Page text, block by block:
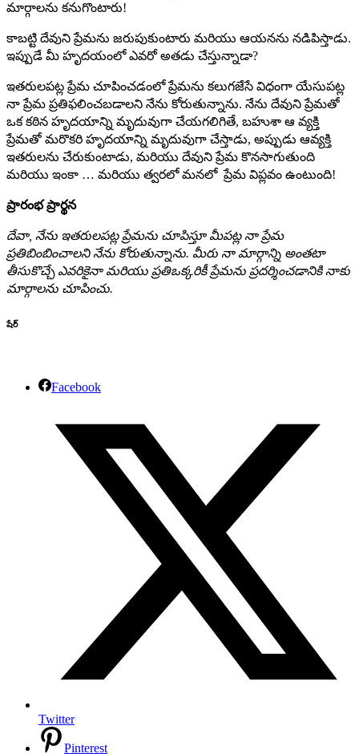
మార్గాలను కనుగొంటారు!
కాబట్టి దేవుని ప్రేమను జరుపుకుంటారు మరియు ఆయనను నడిపిస్తాడు.
ఇప్పుడే మీ హృదయంలో ఎవరో అతడు చేస్తున్నాడా?
ఇతరులపట్ల ప్రేమ చూపించడంలో ప్రేమను కలుగజేసే విధంగా యేసుపట్ల
నా ప్రేమ ప్రతిఫలించబడాలని నేను కోరుతున్నాను. నేను దేవుని ప్రేమతో
ఒక కఠిన హృదయాన్ని మృదువుగా చేయగలిగితే, బహుశా ఆ వ్యక్తి
ప్రేమతో మరొకరి హృదయాన్ని మృదువుగా చేస్తాడు, అప్పుడు ఆవ్యక్తి
ఇతరులను చేరుకుంటాడు, మరియు దేవుని ప్రేమ కొనసాగుతుంది
మరియు ఇంకా … మరియు త్వరలో మనలో ప్రేమ విప్లవం ఉంటుంది!
ప్రారంభ ప్రార్థన
దేవా, నేను ఇతరులపట్ల ప్రేమను చూపిస్తూ మీపట్ల నా ప్రేమ
ప్రతిబింబించాలని నేను కోరుతున్నాను. మీరు నా మార్గాన్ని అంతటా
తీసుకొచ్చే ఎవరికైనా మరియు ప్రతిఒక్కరికీ ప్రేమను ప్రదర్శించడానికి నాకు
మార్గాలను చూపించు.
షేర్
Facebook
Twitter
Pinterest